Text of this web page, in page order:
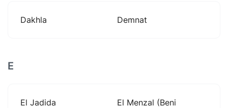
Dakhla Demnat
E
El Jadida
El Menzal (beni